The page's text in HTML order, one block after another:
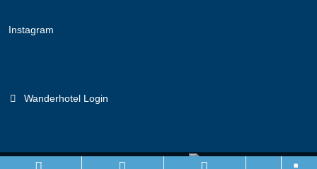
Instagram
Wanderhotel Login
Branchenportal Software made in Germany